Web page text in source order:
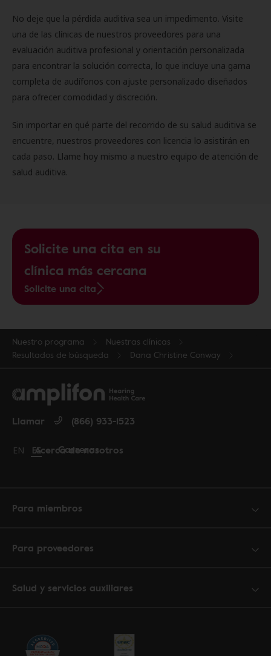
No deje que la pérdida auditiva sea un impedimento. Visite
una de las clínicas de nuestros proveedores para una
evaluación auditiva profesional y orientación personalizada
para encontrar la solución correcta, lo que incluye una gama
completa de audífonos con ajuste personalizado diseñados
para ofrecer comodidad y discreción.
Sin importar en qué parte del recorrido de su salud auditiva se
encuentre, nuestros proveedores con licencia lo asistirán en
cada paso. Llame hoy mismo a nuestro equipo de atención de
salud auditiva.
Solicite una cita en su
clínica más cercana
Solicite una cita
Nuestro programa
Nuestras clínicas
Resultados de búsqueda
Dana Christine Conway
Acerca de nosotros
Carreras
Llamar (866) 933-1523
Change language to English
EN Cambiar idioma a español
ES
Para miembros
Para proveedores
Salud y servicios auxiliares